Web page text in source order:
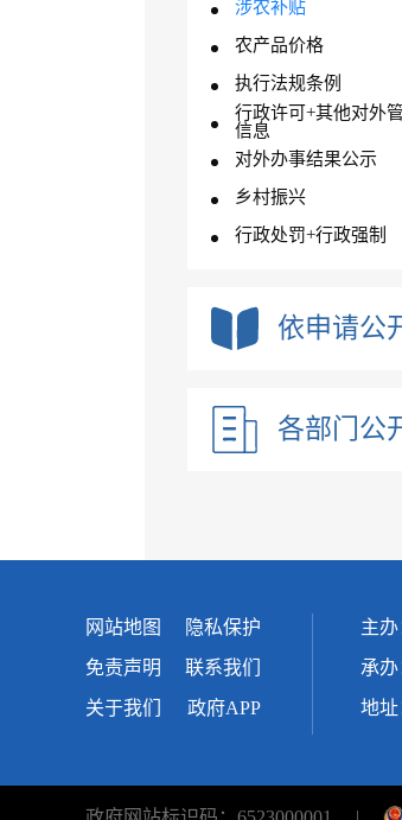
涉农补贴
农产品价格
执行法规条例
行政许可+其他对外
信息
对外办事结果公示
乡村振兴
行政处罚+行政强制
依申请公
各部门公
网站地图
隐私保护
免责声明
联系我们
关于我们
政府APP
主
承
地址